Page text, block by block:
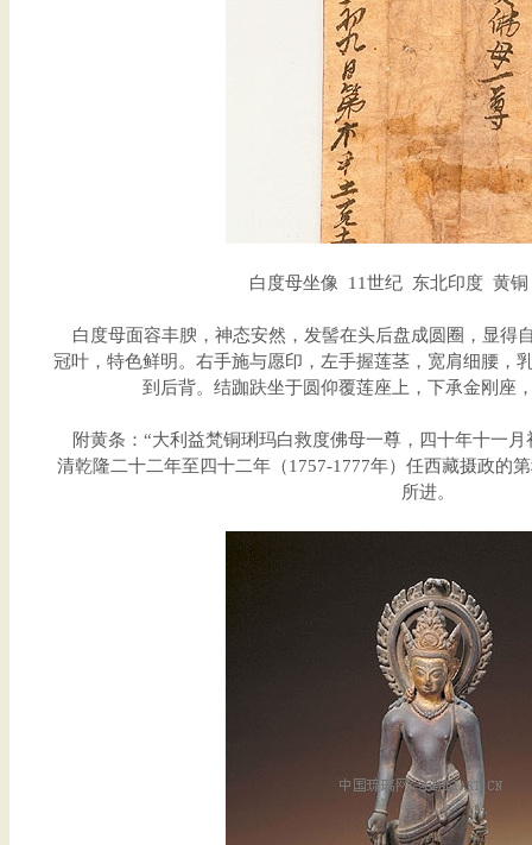
白度母坐像 11世纪 东北印度 黄铜
白度母面容丰腴，神态安然，发髻在头后盘成圆圈，显得
冠叶，特色鲜明。右手施与愿印，左手握莲茎，宽肩细腰，
到后背。结跏趺坐于圆仰覆莲座上，下承金刚座
附黄条：“大利益梵铜琍玛白救度佛母一尊，四十年十一
清乾隆二十二年至四十二年（1757-1777年）任西藏摄政的
所进。